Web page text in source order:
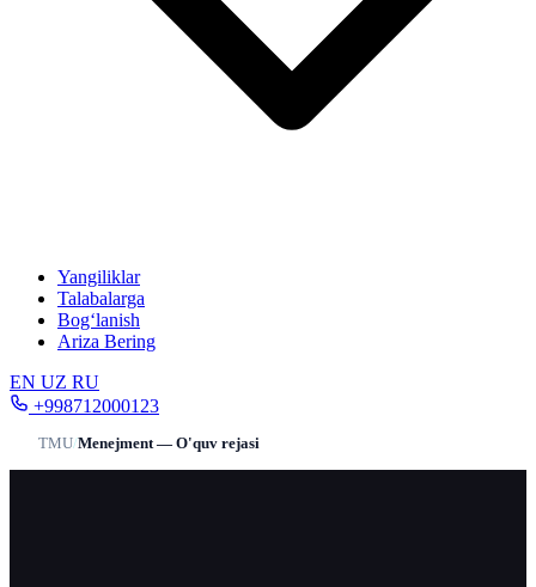
Yangiliklar
Talabalarga
Bog‘lanish
Ariza Bering
EN UZ RU
+998712000123
TMU/Menejment — O'quv rejasi